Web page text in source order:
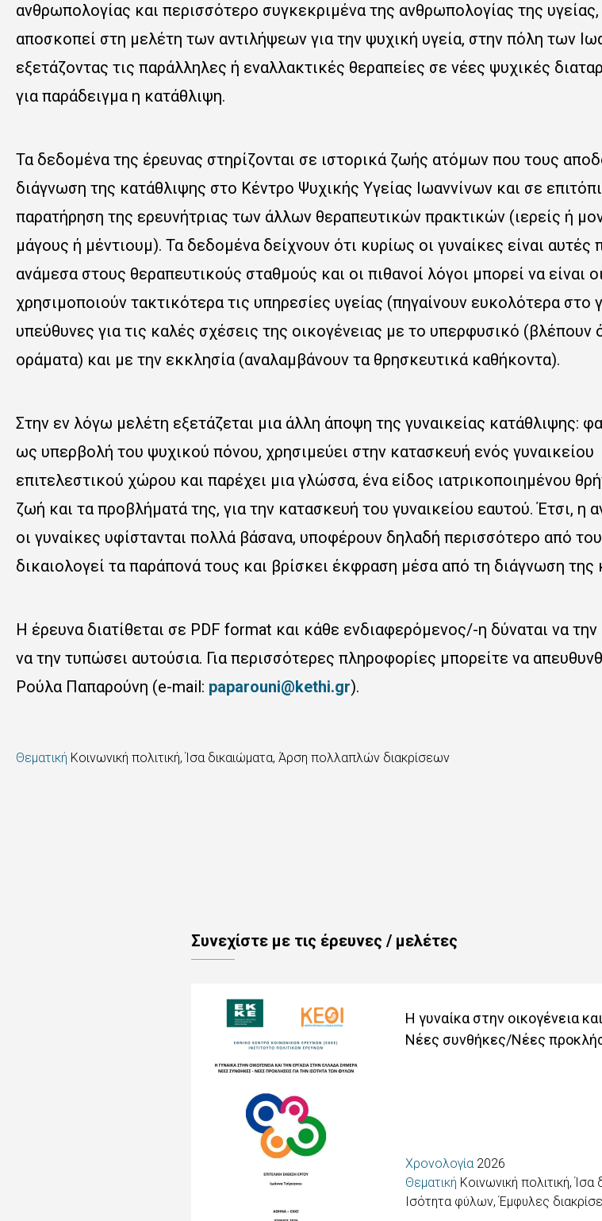
ανθρωπολογίας και περισσότερο συγκεκριμένα της ανθρωπολογίας της υγείας,
αποσκοπεί στη μελέτη των αντιλήψεων για την ψυχική υγεία, στην πόλη των
εξετάζοντας τις παράλληλες ή εναλλακτικές θεραπείες σε νέες ψυχικές
για παράδειγμα η κατάθλιψη.
Τα δεδομένα της έρευνας στηρίζονται σε ιστορικά ζωής ατόμων που τους
διάγνωση της κατάθλιψης στο Κέντρο Ψυχικής Υγείας Ιωαννίνων και σε
παρατήρηση της ερευνήτριας των άλλων θεραπευτικών πρακτικών (ιερείς ή
μάγους ή μέντιουμ). Τα δεδομένα δείχνουν ότι κυρίως οι γυναίκες είναι αυτές
ανάμεσα στους θεραπευτικούς σταθμούς και οι πιθανοί λόγοι μπορεί να είναι
χρησιμοποιούν τακτικότερα τις υπηρεσίες υγείας (πηγαίνουν ευκολότερα στο
υπεύθυνες για τις καλές σχέσεις της οικογένειας με το υπερφυσικό (βλέπουν
οράματα) και με την εκκλησία (αναλαμβάνουν τα θρησκευτικά καθήκοντα).
Στην εν λόγω μελέτη εξετάζεται μια άλλη άποψη της γυναικείας κατάθλιψης:
ως υπερβολή του ψυχικού πόνου, χρησιμεύει στην κατασκευή ενός γυναικείου
επιτελεστικού χώρου και παρέχει μια γλώσσα, ένα είδος ιατρικοποιημένου
ζωή και τα προβλήματά της, για την κατασκευή του γυναικείου εαυτού. Έτσι, η
οι γυναίκες υφίστανται πολλά βάσανα, υποφέρουν δηλαδή περισσότερο από
δικαιολογεί τα παράπονά τους και βρίσκει έκφραση μέσα από τη διάγνωση της
Η έρευνα διατίθεται σε PDF format και κάθε ενδιαφερόμενος/-η δύναται να
να την τυπώσει αυτούσια. Για περισσότερες πληροφορίες μπορείτε να
Ρούλα Παπαρούνη (e-mail: paparouni@kethi.gr).
Θεματική Κοινωνική πολιτική, Ίσα δικαιώματα, Άρση πολλαπλών διακρίσεων
Συνεχίστε με τις έρευνες / μελέτες
Η γυναίκα στην οικογένεια
Νέες συνθήκες/Νέες
Χρονολογία 2026
Θεματική Κοινωνική πολιτική,
Ισότητα φύλων, Έμφυλες